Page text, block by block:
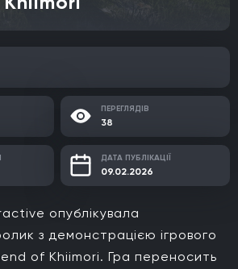
ПЕРЕГЛЯДІВ
38
ДАТА ПУБЛІКАЦІЇ
09.02.2026
опублікувала
з демонстрацією ігрового
of Khiimori. Гра переносить